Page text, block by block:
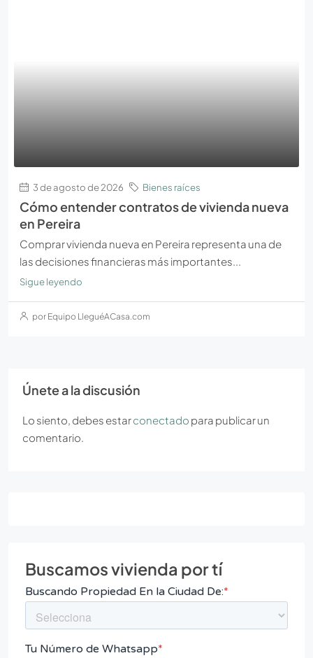
3 de agosto de 2026 Bienes raíces
Cómo entender contratos de vivienda nueva
en Pereira
Comprar vivienda nueva en Pereira representa una de
las decisiones financieras más importantes...
Sigue leyendo
por Equipo LleguéACasa.com
Únete a la discusión
Lo siento, debes estarconectado para publicar un
comentario.
Buscamos vivienda por tí